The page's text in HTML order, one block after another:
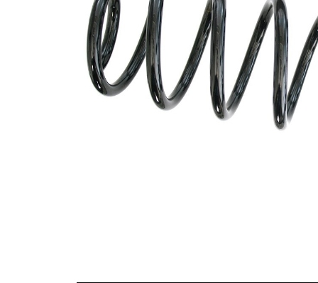
průměrem
Vnější
průměr
109 mm
Průměr
drátu
10,50 mm